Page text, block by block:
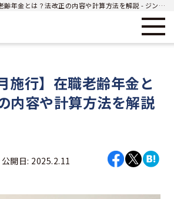
【2026年4月施行】在職老齢年金とは？法改正の内容や計算方法を解説 - ジンジャー（jinjer）｜統合型人事システム
施行】在職老齢年金と
内容や計算方法を解説
開日: 2025.2.11